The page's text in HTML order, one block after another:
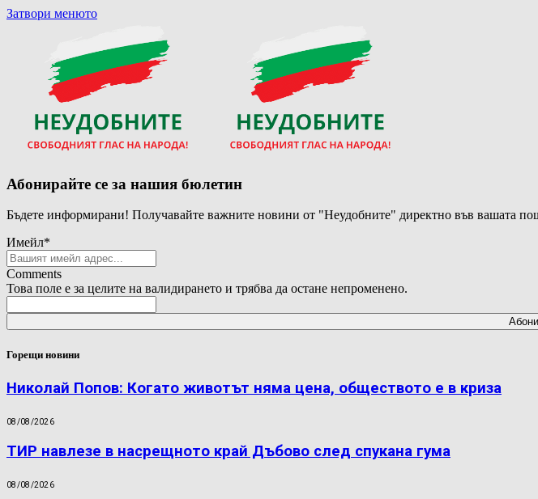
Затвори менюто
Абонирайте се за нашия бюлетин
Бъдете информирани! Получавайте важните новини от "Неудобните" директно във вашата
Имейл*
Comments
Това поле е за целите на валидирането и трябва да остане непроменено.
Горещи новини
Николай Попов: Когато животът няма цена, обществото е в криза
08/08/2026
ТИР навлезе в насрещното край Дъбово след спукана гума
08/08/2026